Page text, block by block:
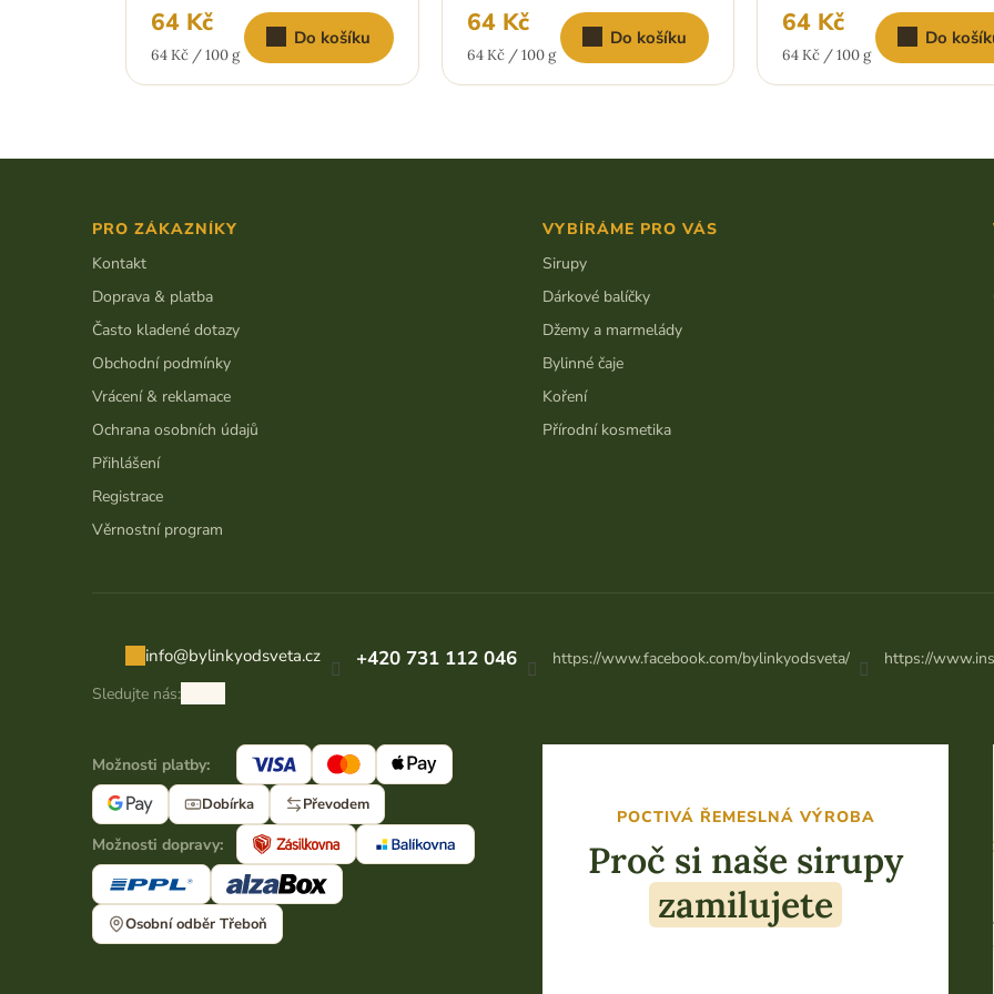
64 Kč
Měrná
64 Kč / 100 g
Do košíku 64 Kč
Měrná
64 Kč / 100 g
Do košíku 64 Kč
Měrná
64 Kč / 100 g
Do
info@bylinkyodsveta.cz +420 731 112 046 https://www.facebook.com/bylinkyodsveta/ https://
Sledujte nás:
PRO ZÁKAZNÍKY
Kontakt
Doprava & platba
Často kladené dotazy
Obchodní podmínky
Vrácení & reklamace
Ochrana osobních údajů
Přihlášení
Registrace
Věrnostní program
VYBÍRÁME PRO VÁS
Sirupy
Dárkové balíčky
Džemy a marmelády
Bylinné čaje
Koření
Přírodní kosmetika
Možnosti platby:
Dobírka Převodem
Možnosti dopravy:
Osobní odběr Třeboň
POCTIVÁ ŘEMESLNÁ VÝROBA
Proč si naše sirupy
zamilujete